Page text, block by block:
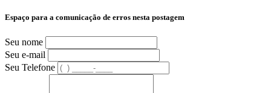
Espaço para a comunicação de erros nesta postagem
Seu nome
Seu e-mail
Seu Telefone